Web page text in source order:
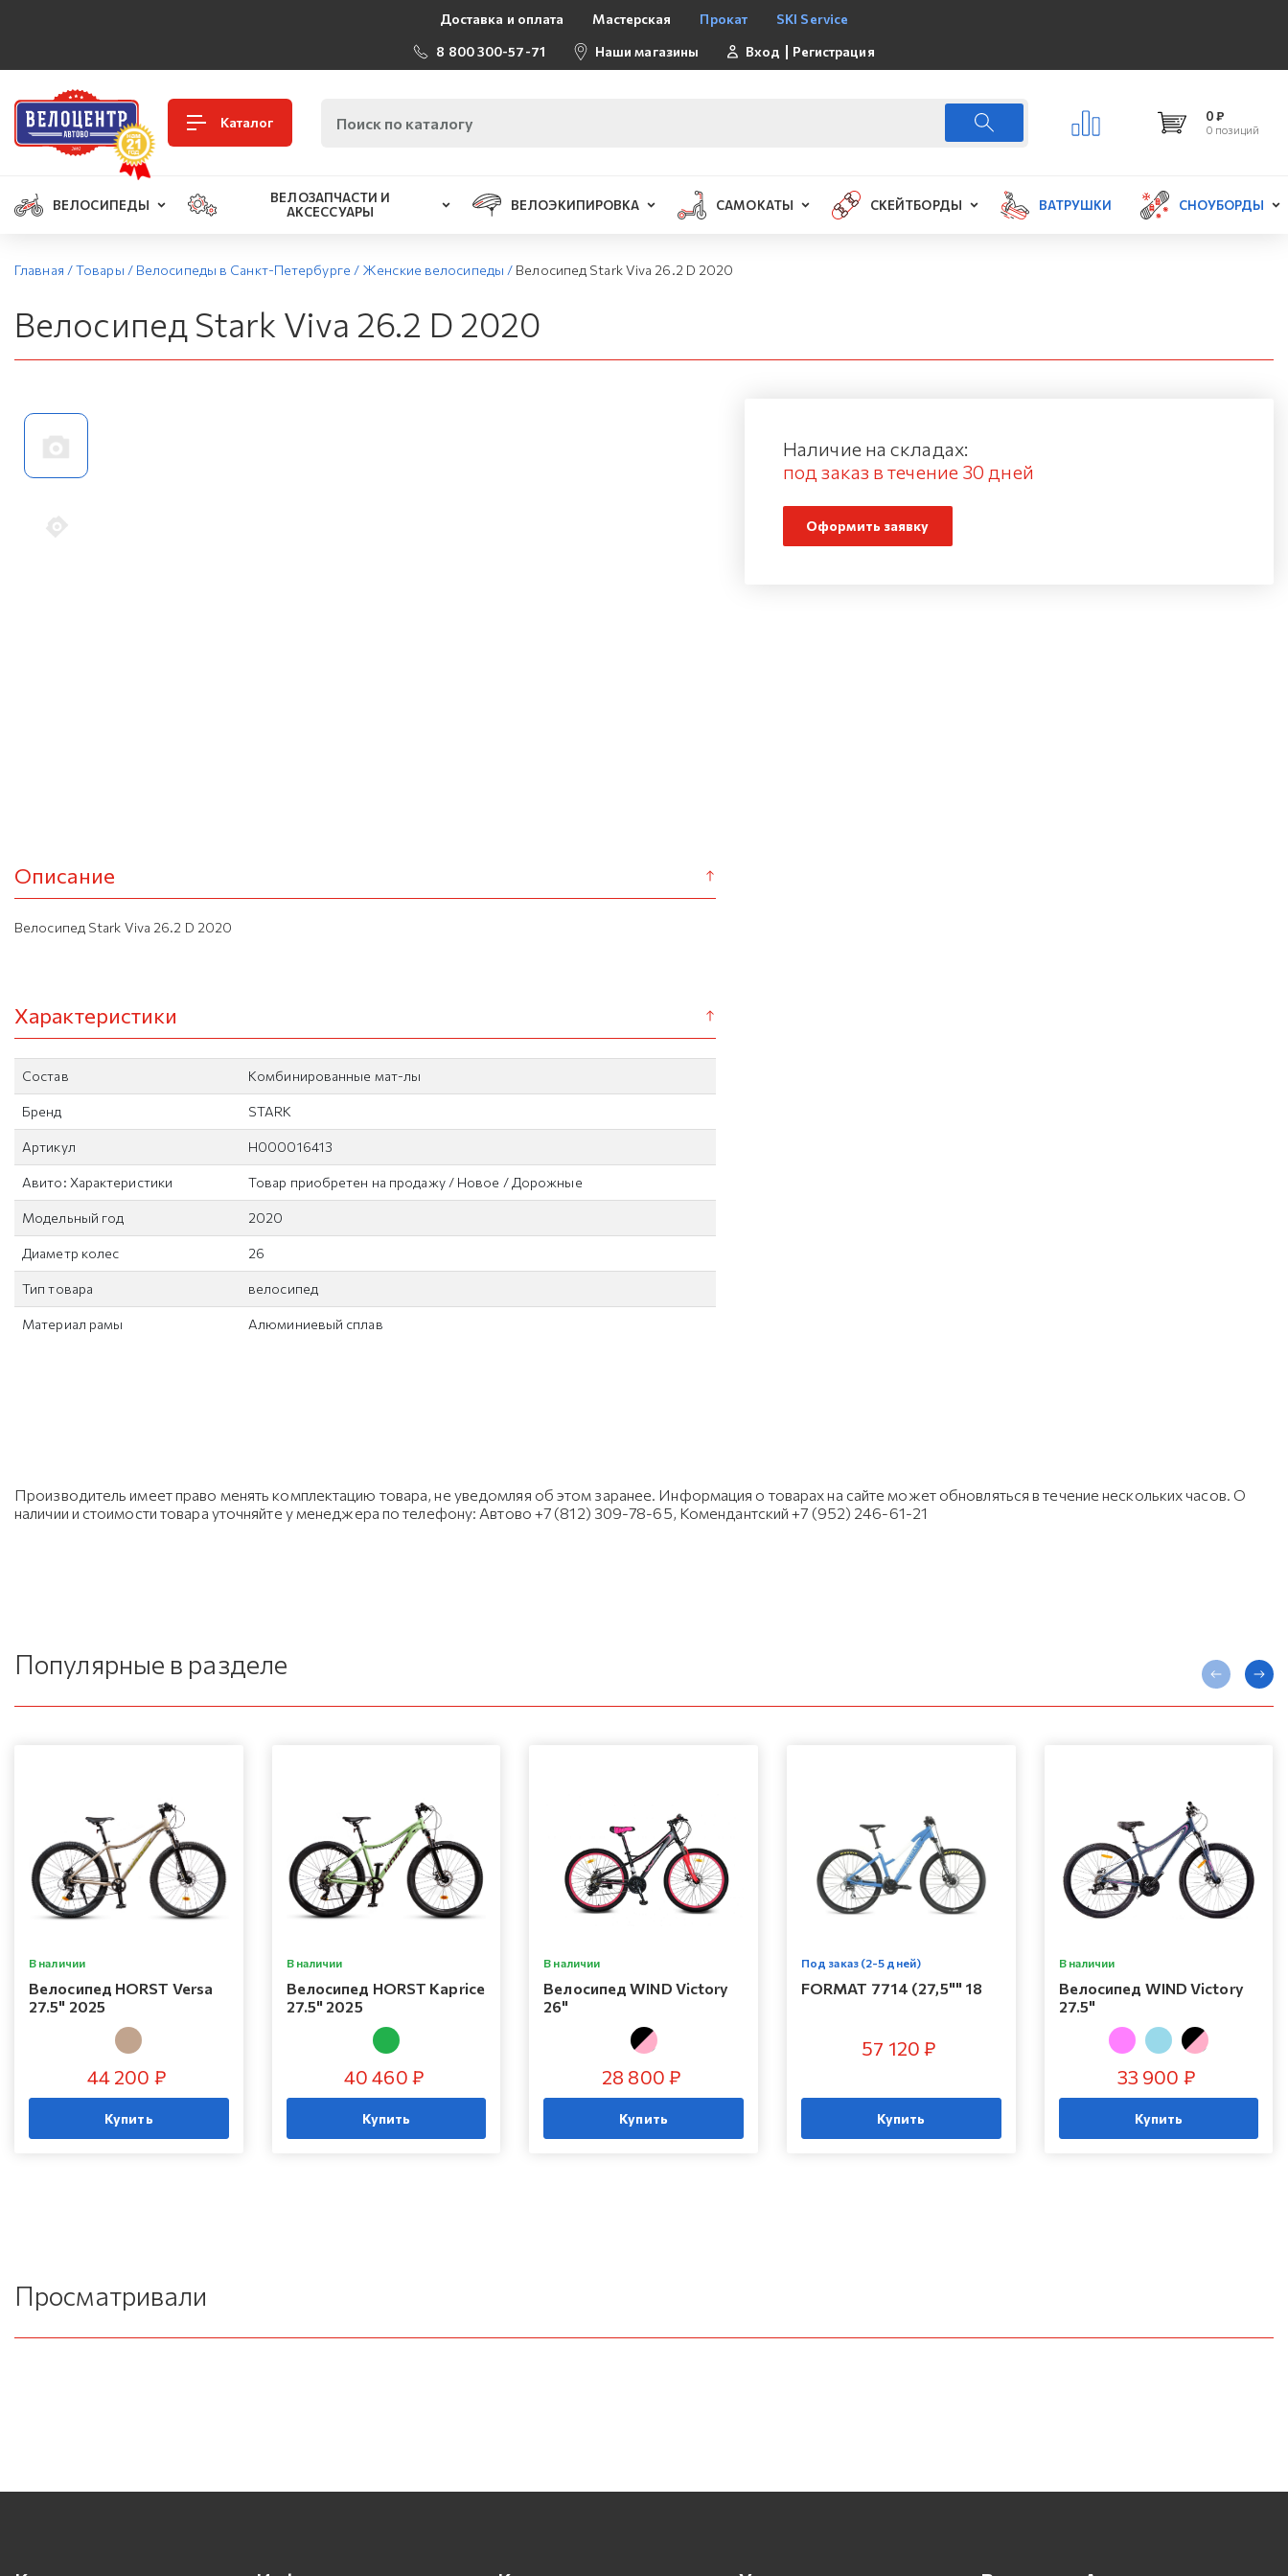
Доставка и оплата Мастерская Прокат
SKI Service
8 800 300-57-71
Наши магазины Вход Регистрация
Каталог 0 ₽
0 позиций
ВЕЛОСИПЕДЫ
ВЕЛОЗАПЧАСТИ И
АКСЕССУАРЫ
ВЕЛОЭКИПИРОВКА САМОКАТЫ СКЕЙТБОРДЫ ВАТРУШКИ СНОУБОРДЫ
Главная /Товары / Велосипеды в Санкт-Петербурге / Женские велосипеды / Велосипед Stark Viva 26.2 D 2020
Велосипед Stark Viva 26.2 D 2020
Описание
Велосипед Stark Viva 26.2 D 2020
Характеристики
Состав Комбинированные мат-лы
Бренд STARK
Артикул H000016413
Авито: Характеристики Товар приобретен на продажу / Новое / Дорожные
Модельный год 2020
Диаметр колес 26
Тип товара велосипед
Материал рамы Алюминиевый сплав
Наличие на складах:
под заказ в течение 30 дней
Оформить заявку
Производитель имеет право менять комплектацию товара, не уведомляя об этом заранее. Информация о товарах на сайте может обновляться в течение нескольких часов. О
наличии и стоимости товара уточняйте у менеджера по телефону: Автово +7 (812) 309-78-65, Комендантский +7 (952) 246-61-21
Популярные в разделе
В наличии
Велосипед HORST Versa
27.5" 2025
44 200 ₽
Купить
В наличии
Велосипед HORST Kaprice
27.5" 2025
40 460 ₽
Купить
В наличии
Велосипед WIND Victory
26"
28 800 ₽
Купить
Под заказ (2-5 дней)
FORMAT 7714 (27,5"" 18
57 120 ₽
Купить
В наличии
Велосипед WIND Victory
27.5"
33 900 ₽
Купить
Просматривали